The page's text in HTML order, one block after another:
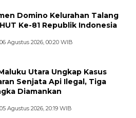
Domino Kelurahan Talang
Ke-81 Republik Indonesia
06 Agustus 2026, 00:20 WIB
Utara Ungkap Kasus
Senjata Api Ilegal, Tiga
Diamankan
05 Agustus 2026, 20:19 WIB